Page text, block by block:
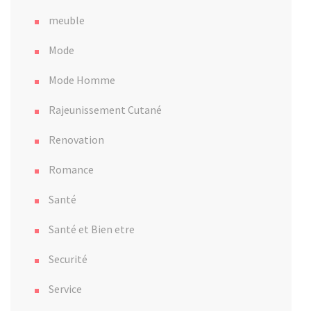
meuble
Mode
Mode Homme
Rajeunissement Cutané
Renovation
Romance
Santé
Santé et Bien etre
Securité
Service